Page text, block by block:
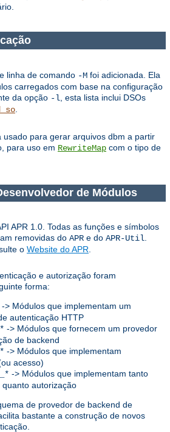
linha de comando -M foi adicionada. Ela
carregados com base na configuração
da opção -l , esta lista inclui DSOs
usado para gerar arquivos dbm a partir
para uso em RewriteMap com o tipo de
de Módulos
APR 1.0. Todas as funções e símbolos
removidas do APR e do APR-Util
o Website do APR
e autorização foram
forma:
-> Módulos que implementam um
autenticação HTTP
-> Módulos que fornecem um provedor
de backend
-> Módulos que implementam
acesso)
-> Módulos que implementam tanto
autorização
de provedor de backend de
bastante a construção de novos